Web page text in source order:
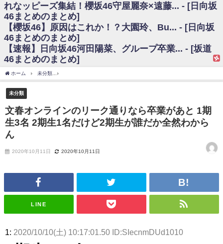
乃木坂46アンテナ / 【櫻坂46】ミーグリで喧嘩！？山下瞳月、これはマジ
ギレしてる
乃木坂あんてな ～乃木坂46・欅坂46・日向坂46のニュース・情報・話題
をピックアップ / れなッピーズ集結！櫻坂46守屋麗奈×遠藤理子、8/6「ラヴィ
ット！」水曜スタジオ出演決定
日向坂46まとめのまとめ / 【日向坂46】富田鈴花、次の事務所が決まって
そう！？
日向坂46まとめのまとめ / 【日向坂46】富田鈴花、次の事務所が決まって
そう！？
ハ！』ミーグリ日程がこちら
乃木坂あんてな ～乃木坂46・欅坂46・日向坂46のニュース・情報・話題
をピックアップ / 日向坂46卒業後初共演！佐々木久美さん、師匠オードリー若
林さんと再会した結果･･･【激レアさんを連れてきた。】
の時代だと話題に
欅坂46/日向坂46まとめのまとめ / 日向坂46より重大発表！！！！
日向坂46まとめのまとめ / 筒井あやめ、アレをチラリ。こういう偶然の方
が官能的だよな？
日向坂46まとめのまとめ / 【日向坂46】富田鈴花1st写真集の先行カット、
これも素晴らしい
日向坂46まとめのまとめ / 【日向坂46】五期生着ぐるみ生写真も！ 富田鈴
日向坂46まとめのまとめ / これから彼氏と行為する直前の賀喜遥香、やば
れなッピーズ集結！櫻坂46守屋麗奈×遠藤... - [日向坂
46まとめのまとめ]
【櫻坂46】原因はこれか！？大園玲、Bu... - [日向坂
46まとめのまとめ]
【速報】日向坂46河田陽菜、グループ卒業... - [坂道
46まとめのまとめ]
ホーム 未分類
未分類
文春オンラインのリーク通りなら卒業があと 1期
生3名 2期生1名だけど2期生が誰だか全然わから
ん
2020年10月11日 2020年10月11日
LINE
1: 2020/10/10(土) 10:17:01.50 ID:SIecnmDUd1010